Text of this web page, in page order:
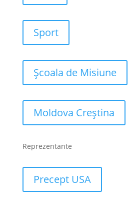
Sport
Școala de Misiune
Moldova Creștina
Reprezentante
Precept USA